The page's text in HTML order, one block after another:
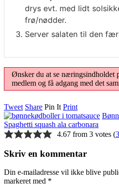
drys evt. med lidt
frø/nødder.
Server salaten til den
Ønsker du at se næringsindholdet
medlem og få adgang med det
Tweet Share Pin It Print
Spaghetti squash ala carbonara
4.67 from 3 votes (
Skriv en kommentar
Din e-mailadresse vil ikke blive
markeret med *